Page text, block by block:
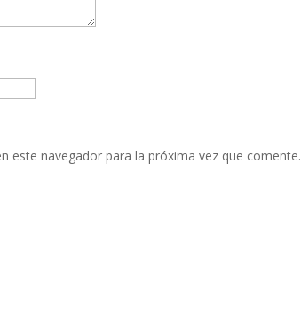
este navegador para la próxima vez que comente.